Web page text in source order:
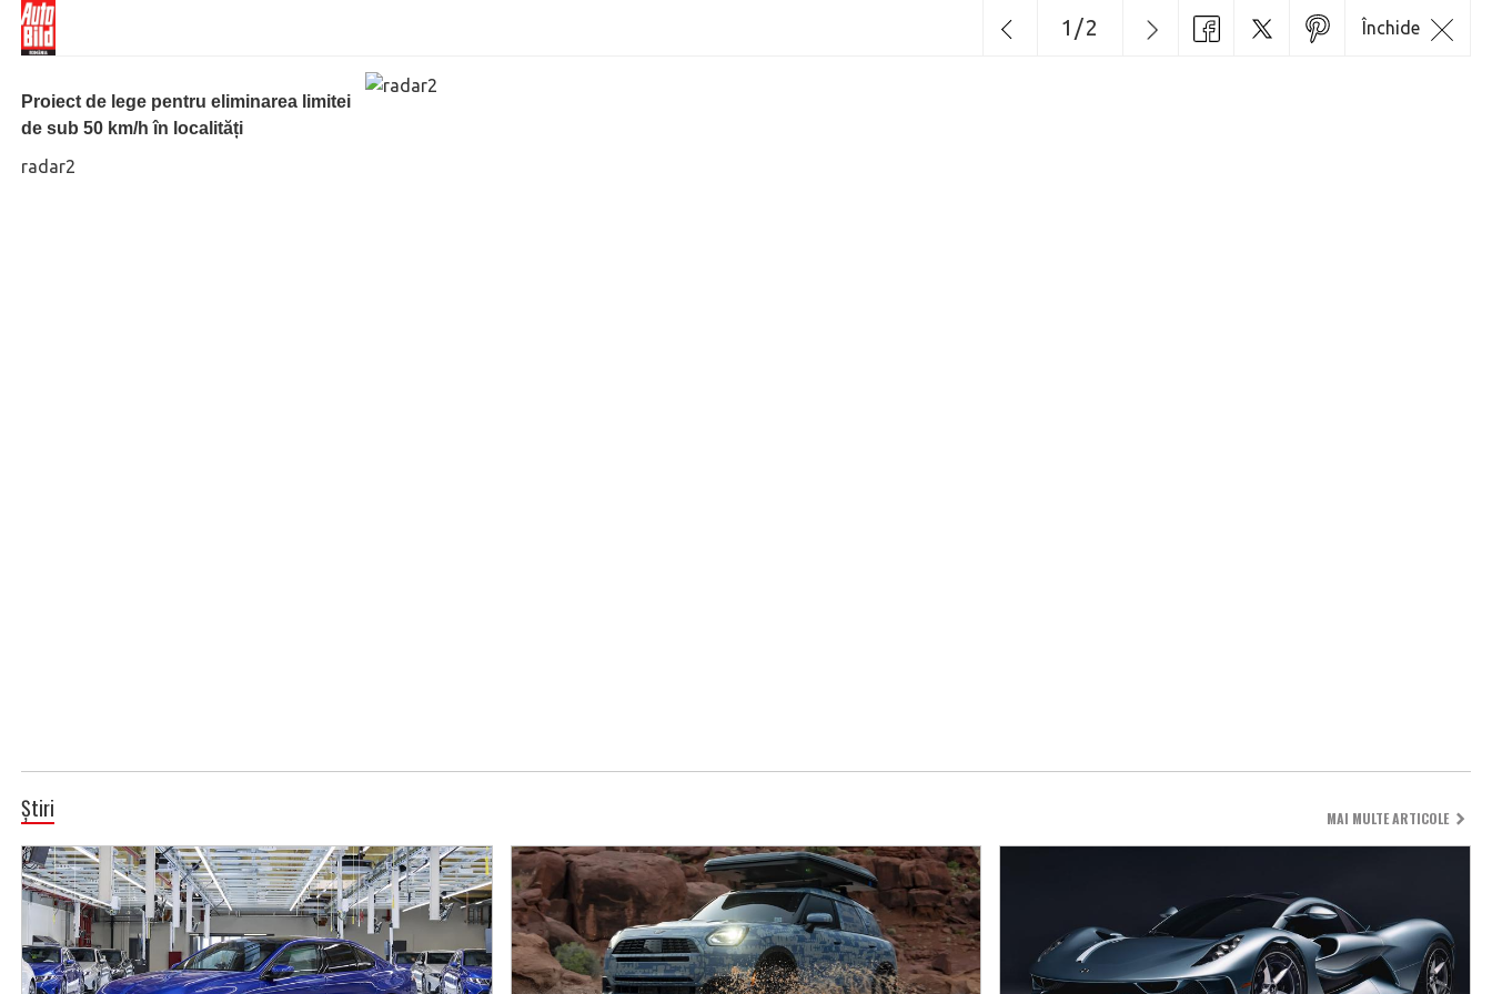
Proiect de lege pentru eliminarea limitei
de sub 50 km/h în localități
radar2
Închide
1 /2
Știri MAI MULTE ARTICOLE